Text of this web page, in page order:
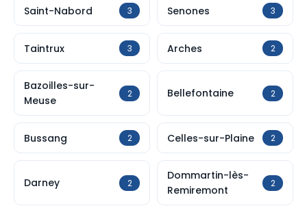
Saint-Nabord 3 Senones 3
Taintrux 3 Arches 2
Bazoilles-sur-
Meuse
2 Bellefontaine 2
Bussang 2 Celles-sur-Plaine 2
Darney 2
Dommartin-lès-
Remiremont
2